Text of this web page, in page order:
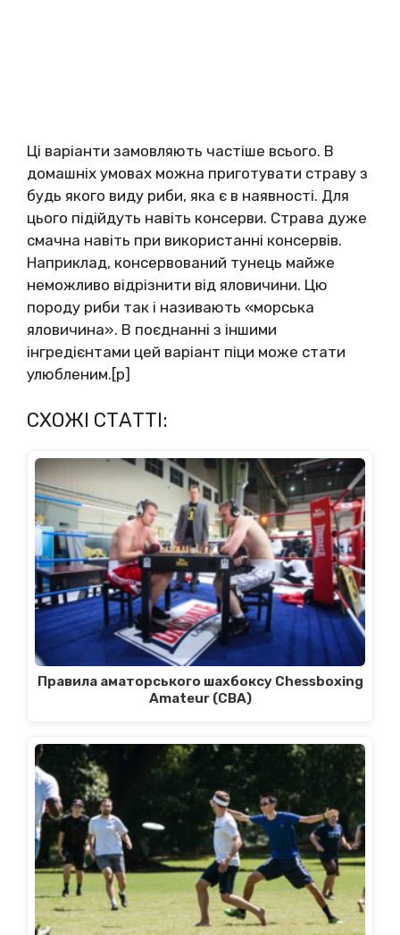
Ці варіанти замовляють частіше всього. В
домашніх умовах можна приготувати страву з
будь якого виду риби, яка є в наявності. Для
цього підійдуть навіть консерви. Страва дуже
смачна навіть при використанні консервів.
Наприклад, консервований тунець майже
неможливо відрізнити від яловичини. Цю
породу риби так і називають «морська
яловичина». В поєднанні з іншими
інгредієнтами цей варіант піци може стати
улюбленим.[p]
СХОЖІ СТАТТІ:
Правила аматорського шахбоксу Chessboxing
Amateur (CBA)